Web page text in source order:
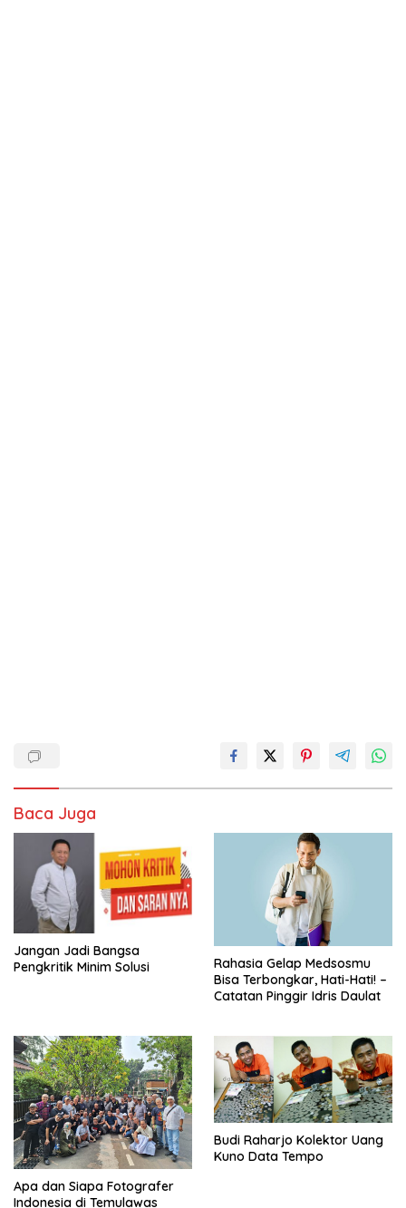
Baca Juga
Jangan Jadi Bangsa
Pengkritik Minim Solusi
Rahasia Gelap Medsosmu
Bisa Terbongkar, Hati-Hati! –
Catatan Pinggir Idris Daulat
Apa dan Siapa Fotografer
Indonesia di Temulawas
Budi Raharjo Kolektor Uang
Kuno Data Tempo